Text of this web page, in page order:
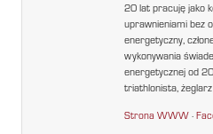
20 lat pracuję jako
uprawnieniami bez
energetyczny,
wykonywania
energetycznej od
triathlonista,
Strona WWW ·